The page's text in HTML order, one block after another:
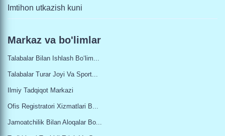
Imtihon utkazish kuni
Markaz va bo'limlar
Talabalar Bilan Ishlash Bo‘lim...
Talabalar Turar Joyi Va Sport...
Ilmiy Tadqiqot Markazi
Ofis Registratori Xizmatlari B...
Jamoatchilik Bilan Aloqalar Bo...